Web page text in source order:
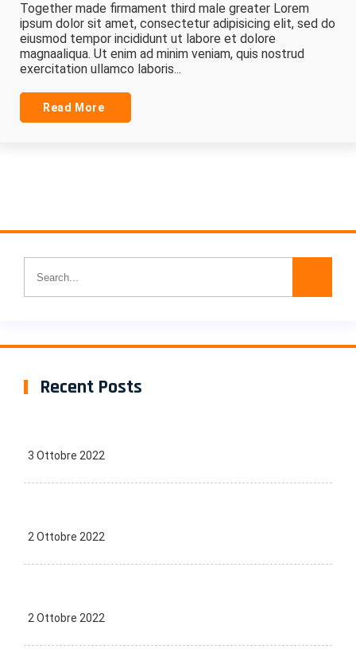
Together made firmament third male greater Lorem
ipsum dolor sit amet, consectetur adipisicing elit, sed do
eiusmod tempor incididunt ut labore et dolore
magnaaliqua. Ut enim ad minim veniam, quis nostrud
exercitation ullamco laboris...
Read More
Recent Posts
3 Ottobre 2022
2 Ottobre 2022
2 Ottobre 2022